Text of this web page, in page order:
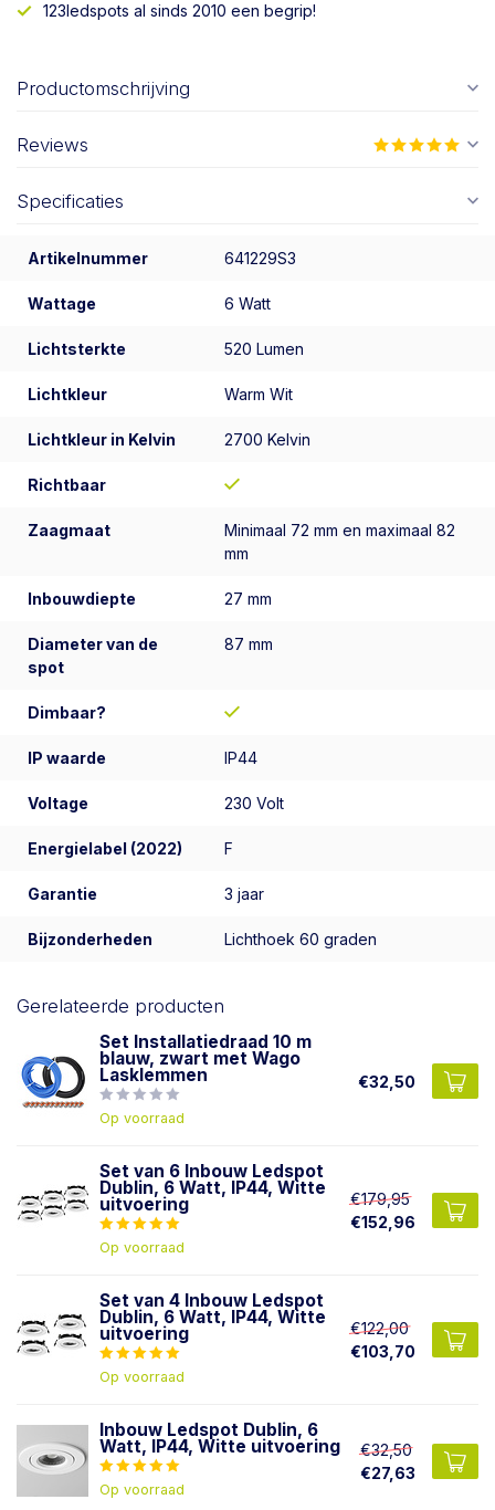
123ledspots al sinds 2010 een begrip!
Productomschrijving
Reviews
Specificaties
Artikelnummer 641229S3
Wattage 6 Watt
Lichtsterkte 520 Lumen
Lichtkleur Warm Wit
Lichtkleur in Kelvin 2700 Kelvin
Richtbaar
Zaagmaat
Minimaal 72 mm en maximaal 82
mm
Inbouwdiepte 27 mm
Diameter van de
spot
87 mm
Dimbaar?
IP waarde IP44
Voltage 230 Volt
Energielabel (2022) F
Garantie 3 jaar
Bijzonderheden Lichthoek 60 graden
Gerelateerde producten
Set Installatiedraad 10 m
blauw, zwart met Wago
Lasklemmen
Op voorraad
€32,50
Set van 6 Inbouw Ledspot
Dublin, 6 Watt, IP44, Witte
uitvoering
Op voorraad
€179,95
€152,96
Set van 4 Inbouw Ledspot
Dublin, 6 Watt, IP44, Witte
uitvoering
Op voorraad
€122,00
€103,70
Inbouw Ledspot Dublin, 6
Watt, IP44, Witte uitvoering
Op voorraad
€32,50
€27,63